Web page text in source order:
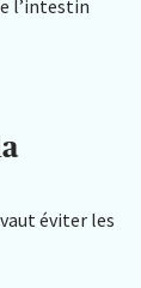
l’intestin
éviter les